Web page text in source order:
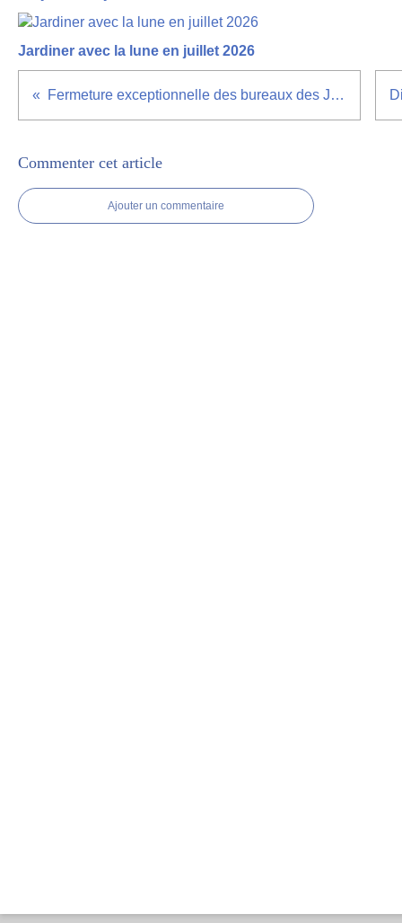
Jardiner avec la lune en juillet 2026
Fermeture exceptionnelle des bureaux des Jardins Volpette
Commenter cet article
Ajouter un commentaire